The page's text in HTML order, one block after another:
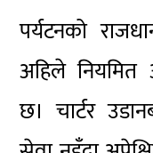
पर्यटनको
अहिले नियमित
छ। चार्टर